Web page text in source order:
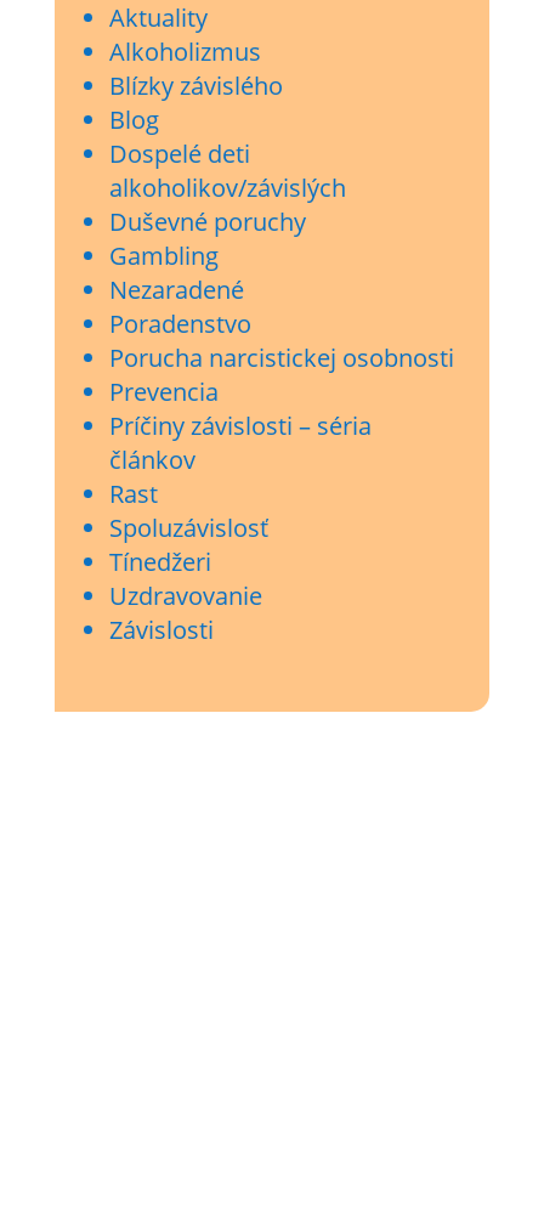
Aktuality
Alkoholizmus
Blízky závislého
Blog
Dospelé deti
alkoholikov/závislých
Duševné poruchy
Gambling
Nezaradené
Poradenstvo
Porucha narcistickej osobnosti
Prevencia
Príčiny závislosti – séria
článkov
Rast
Spoluzávislosť
Tínedžeri
Uzdravovanie
Závislosti